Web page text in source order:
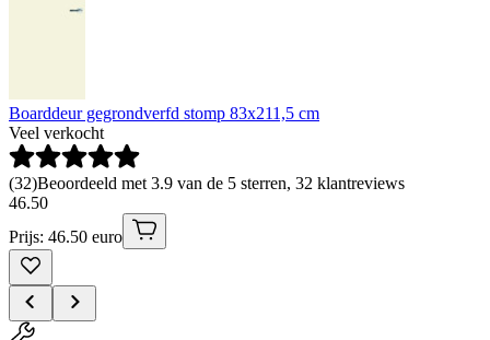
Boarddeur gegrondverfd stomp 83x211,5 cm
Veel verkocht
(32)Beoordeeld met 3.9 van de 5 sterren, 32 klantreviews
46.50
Prijs: 46.50 euro